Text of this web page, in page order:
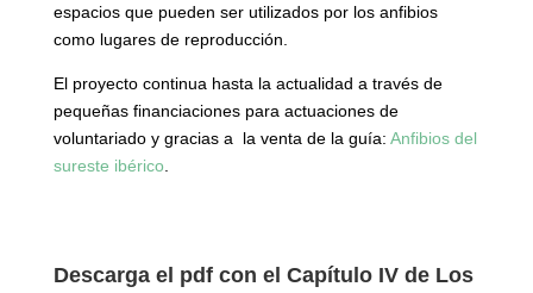
espacios que pueden ser utilizados por los anfibios
como lugares de reproducción.
El proyecto continua hasta la actualidad a través de
pequeñas financiaciones para actuaciones de
voluntariado y gracias a la venta de la guía: Anfibios del
sureste ibérico.
Descarga el pdf con el Capítulo IV de Los